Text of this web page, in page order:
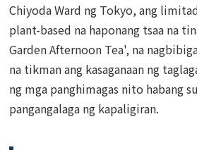
Chiyoda Ward ng Tokyo, ang
plant-based na haponang tsaa na
Garden Afternoon Tea', na
na tikman ang kasaganaan ng
ng mga panghimagas nito habang
pangangalaga ng kapaligiran.